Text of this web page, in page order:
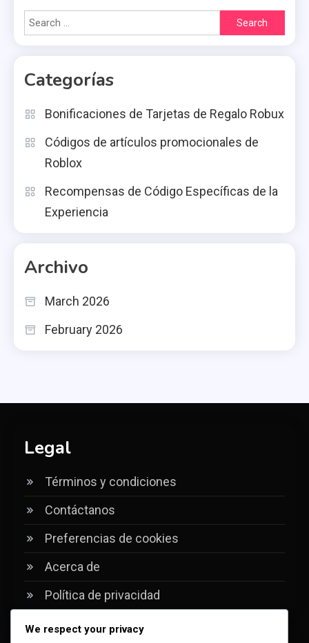
Search
for:
Categorías
Bonificaciones de Tarjetas de Regalo Robux
Códigos de artículos promocionales de
Roblox
Recompensas de Código Específicas de la
Experiencia
Archivo
March 2026
February 2026
Legal
Términos y condiciones
Contáctanos
Preferencias de cookies
Acerca de
Política de privacidad
We respect your privacy